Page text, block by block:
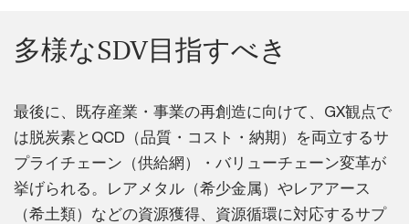
多様なSDV目指すべき
最後に、既存産業・事業の再創造に向けて、GX観点で
は脱炭素とQCD（品質・コスト・納期）を両立するサ
プライチェーン（供給網）・バリューチェーン変革が
挙げられる。レアメタル（希少金属）やレアアース
（希土類）などの資源獲得、資源循環に対応するサプ